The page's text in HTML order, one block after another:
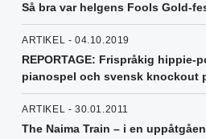
Så bra var helgens Fools Gold-
ARTIKEL - 04.10.2019
REPORTAGE: Frispråkig hippie-
pianospel och svensk knockout
ARTIKEL - 30.01.2011
The Naima Train – i en